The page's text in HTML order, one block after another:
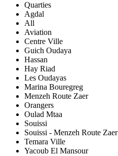
Quarties
Agdal
All
Aviation
Centre Ville
Guich Oudaya
Hassan
Hay Riad
Les Oudayas
Marina Bouregreg
Menzeh Route Zaer
Orangers
Oulad Mtaa
Souissi
Souissi - Menzeh Route Zaer
Temara Ville
Yacoub El Mansour